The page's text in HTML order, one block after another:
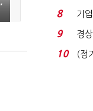
생
8
기
이
9
경
억
10
(정